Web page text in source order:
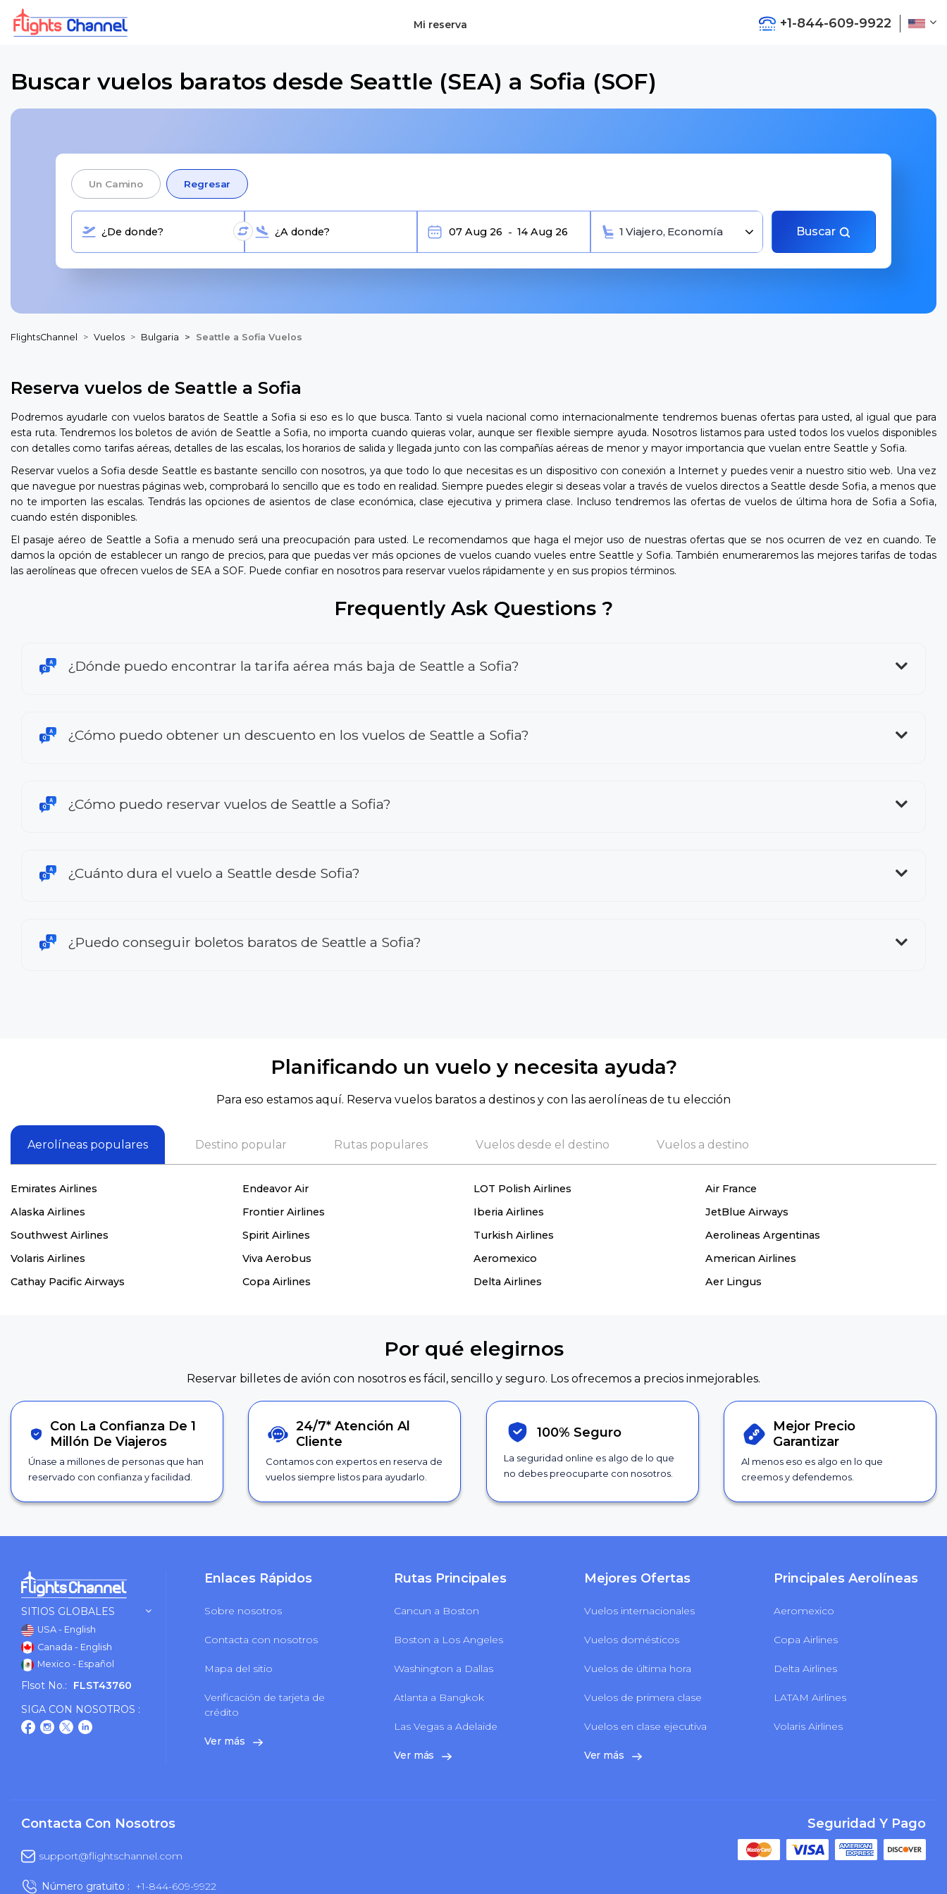
Mi reserva +1-844-609-9922
Buscar vuelos baratos desde Seattle (SEA) a Sofia (SOF)
Un Camino Regresar
1 Viajero, Economía Buscar
FlightsChannel Vuelos Bulgaria Seattle a Sofia Vuelos
Reserva vuelos de Seattle a Sofia
Podremos ayudarle con vuelos baratos de Seattle a Sofia si eso es lo que busca. Tanto si vuela nacional como internacionalmente tendremos buenas ofertas para usted, al igual que para
esta ruta. Tendremos los boletos de avión de Seattle a Sofia, no importa cuando quieras volar, aunque ser flexible siempre ayuda. Nosotros listamos para usted todos los vuelos disponibles
con detalles como tarifas aéreas, detalles de las escalas, los horarios de salida y llegada junto con las compañías aéreas de menor y mayor importancia que vuelan entre Seattle y Sofia.
Reservar vuelos a Sofia desde Seattle es bastante sencillo con nosotros, ya que todo lo que necesitas es un dispositivo con conexión a Internet y puedes venir a nuestro sitio web. Una vez
que navegue por nuestras páginas web, comprobará lo sencillo que es todo en realidad. Siempre puedes elegir si deseas volar a través de vuelos directos a Seattle desde Sofia, a menos que
no te importen las escalas. Tendrás las opciones de asientos de clase económica, clase ejecutiva y primera clase. Incluso tendremos las ofertas de vuelos de última hora de Sofia a Sofia,
cuando estén disponibles.
El pasaje aéreo de Seattle a Sofia a menudo será una preocupación para usted. Le recomendamos que haga el mejor uso de nuestras ofertas que se nos ocurren de vez en cuando. Te
damos la opción de establecer un rango de precios, para que puedas ver más opciones de vuelos cuando vueles entre Seattle y Sofia. También enumeraremos las mejores tarifas de todas
las aerolíneas que ofrecen vuelos de SEA a SOF. Puede confiar en nosotros para reservar vuelos rápidamente y en sus propios términos.
Frequently Ask Questions ?
¿Dónde puedo encontrar la tarifa aérea más baja de Seattle a Sofia?
¿Cómo puedo obtener un descuento en los vuelos de Seattle a Sofia?
¿Cómo puedo reservar vuelos de Seattle a Sofia?
¿Cuánto dura el vuelo a Seattle desde Sofia?
¿Puedo conseguir boletos baratos de Seattle a Sofia?
Planificando un vuelo y necesita ayuda?
Para eso estamos aquí. Reserva vuelos baratos a destinos y con las aerolíneas de tu elección
Aerolíneas populares Destino popular Rutas populares Vuelos desde el destino Vuelos a destino
Emirates Airlines Endeavor Air LOT Polish Airlines
Air France
Alaska Airlines
Frontier Airlines Iberia Airlines
JetBlue Airways
Southwest Airlines
Spirit Airlines Turkish Airlines
Aerolineas Argentinas
Volaris Airlines
Viva Aerobus Aeromexico
American Airlines
Cathay Pacific Airways
Copa Airlines Delta Airlines Aer Lingus
Por qué elegirnos
Reservar billetes de avión con nosotros es fácil, sencillo y seguro. Los ofrecemos a precios inmejorables.
Con La Confianza De 1
Millón De Viajeros
Únase a millones de personas que han
reservado con confianza y facilidad.
24/7*Atención Al
Cliente
Contamos con expertos en reserva de
vuelos siempre listos para ayudarlo.
100% Seguro
La seguridad online es algo de lo que
no debes preocuparte con nosotros.
Mejor Precio
Garantizar
Al menos eso es algo en lo que
creemos y defendemos.
SITIOS GLOBALES
USA - English
Canada - English
Mexico - Español
Flsot No.:
FLST43760
SIGA CON NOSOTROS :
Enlaces Rápidos
Sobre nosotros
Contacta con nosotros
Mapa del sitio
Verificación de tarjeta de
crédito
Ver más
Rutas Principales
Cancun a Boston
Boston a Los Angeles
Washington a Dallas
Atlanta a Bangkok
Las Vegas a Adelaide
Ver más
Mejores Ofertas
Vuelos internacionales
Vuelos domésticos
Vuelos de última hora
Vuelos de primera clase
Vuelos en clase ejecutiva
Ver más
Principales Aerolíneas
Aeromexico
Copa Airlines
Delta Airlines
LATAM Airlines
Volaris Airlines
Contacta Con Nosotros
support@flightschannel.com
Número gratuito : +1-844-609-9922
Seguridad Y Pago